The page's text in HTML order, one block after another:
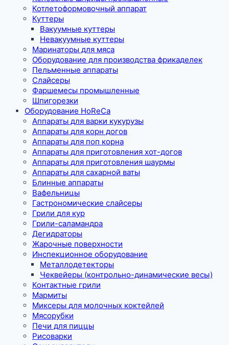
Котлетоформовочный аппарат
Куттеры
Вакуумные куттеры
Невакуумные куттеры
Маринаторы для мяса
Оборудование для производства фрикаделек
Пельменные аппараты
Слайсеры
Фаршемесы промышленные
Шпигорезки
Оборудование HoReCa
Аппараты для варки кукурузы
Аппараты для корн догов
Аппараты для поп корна
Аппараты для приготовления хот-догов
Аппараты для приготовления шаурмы
Аппараты для сахарной ваты
Блинные аппараты
Вафельницы
Гастрономические слайсеры
Грили для кур
Грили-саламандра
Дегидраторы
Жарочные поверхности
Инспекционное оборудование
Металлодетекторы
Чеквейеры (контрольно-динамические весы)
Контактные грили
Мармиты
Миксеры для молочных коктейлей
Мясорубки
Печи для пиццы
Рисоварки